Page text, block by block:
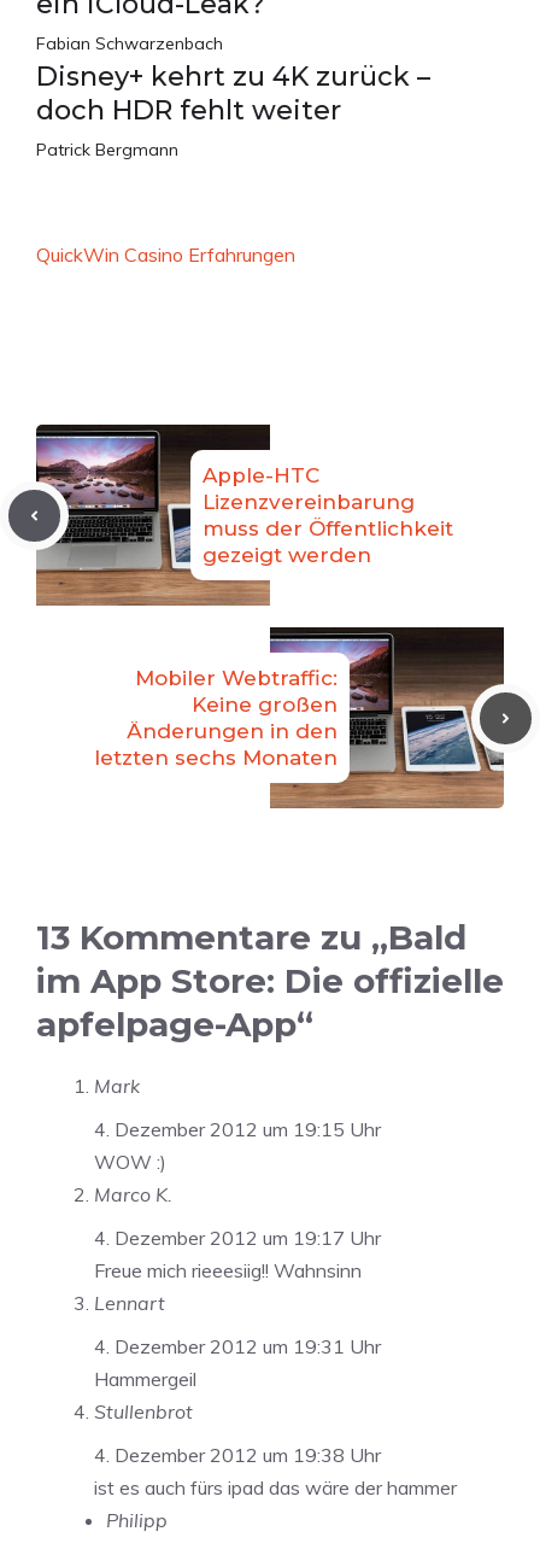
Fabian Schwarzenbach
Disney+ kehrt zu 4K zurück –
doch HDR fehlt weiter
Patrick Bergmann
QuickWin Casino Erfahrungen
Apple-HTC
Lizenzvereinbarung
muss der Öffentlichkeit
gezeigt werden
Mobiler Webtraffic:
Keine großen
Änderungen in den
letzten sechs Monaten
13 Kommentare zu „Bald
im App Store: Die offizielle
apfelpage-App“
Mark
4. Dezember 2012 um 19:15 Uhr
WOW :)
Marco K.
4. Dezember 2012 um 19:17 Uhr
Freue mich rieeesiig!! Wahnsinn
Lennart
4. Dezember 2012 um 19:31 Uhr
Hammergeil
Stullenbrot
4. Dezember 2012 um 19:38 Uhr
ist es auch fürs ipad das wäre der hammer
Philipp